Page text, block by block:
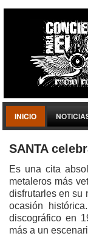
INICIO
SANTA
Es una cita
metaleros más
disfrutarles en su
ocasión
discográfico en
más a un